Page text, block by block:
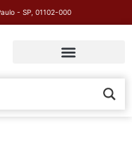
- SP, 01102-000